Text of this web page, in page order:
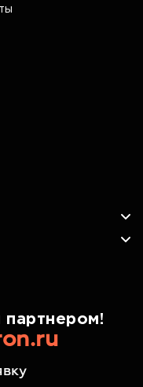
партнером!